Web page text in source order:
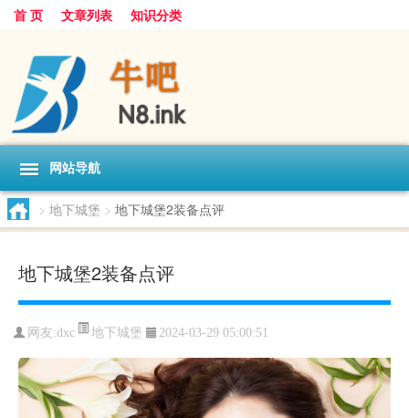
首 页 文章列表 知识分类
网站导航
> 地下城堡 > 地下城堡2装备点评
地下城堡2装备点评
网友:dxc 地下城堡 2024-03-29 05:00:51